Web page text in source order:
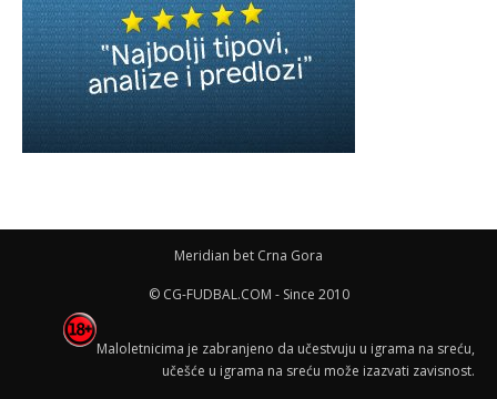
Meridian bet Crna Gora
© CG-FUDBAL.COM - Since 2010
Maloletnicima je zabranjeno da učestvuju u igrama na sreću,
učešće u igrama na sreću može izazvati zavisnost.